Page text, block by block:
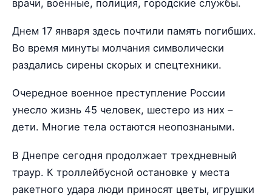
врачи, военные, полиция, городские службы.
Днем 17 января здесь почтили память погибших.
Во время минуты молчания символически
раздались сирены скорых и спецтехники.
Очередное военное преступление России
унесло жизнь 45 человек, шестеро из них –
дети. Многие тела остаются неопознаными.
В Днепре сегодня продолжает трехдневный
траур. К троллейбусной остановке у места
ракетного удара люди приносят цветы, игрушки